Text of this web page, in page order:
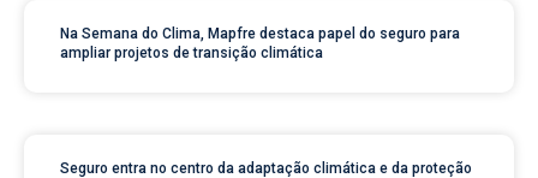
Na Semana do Clima, Mapfre destaca papel do seguro para
ampliar projetos de transição climática
Seguro entra no centro da adaptação climática e da proteção